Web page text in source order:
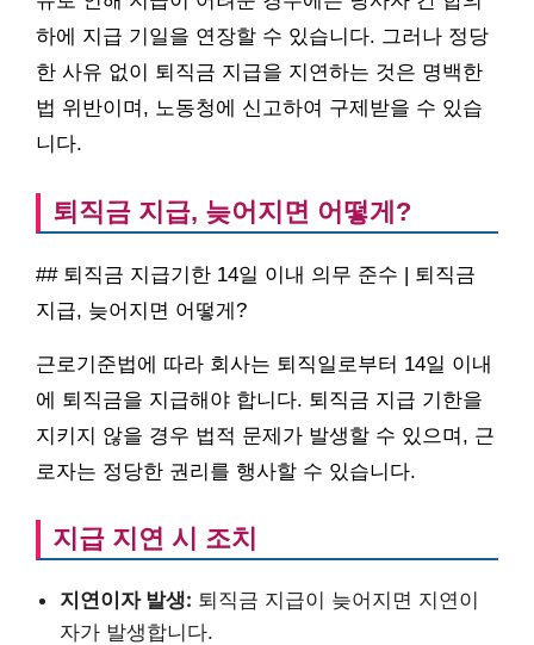
하에 지급 기일을 연장할 수 있습니다. 그러나 정당
한 사유 없이 퇴직금 지급을 지연하는 것은 명백한
법 위반이며, 노동청에 신고하여 구제받을 수 있습
니다.
퇴직금 지급, 늦어지면 어떻게?
## 퇴직금 지급기한 14일 이내 의무 준수 | 퇴직금
지급, 늦어지면 어떻게?
근로기준법에 따라 회사는 퇴직일로부터 14일 이내
에 퇴직금을 지급해야 합니다. 퇴직금 지급 기한을
지키지 않을 경우 법적 문제가 발생할 수 있으며, 근
로자는 정당한 권리를 행사할 수 있습니다.
지급 지연 시 조치
지연이자 발생: 퇴직금 지급이 늦어지면 지연이
자가 발생합니다.